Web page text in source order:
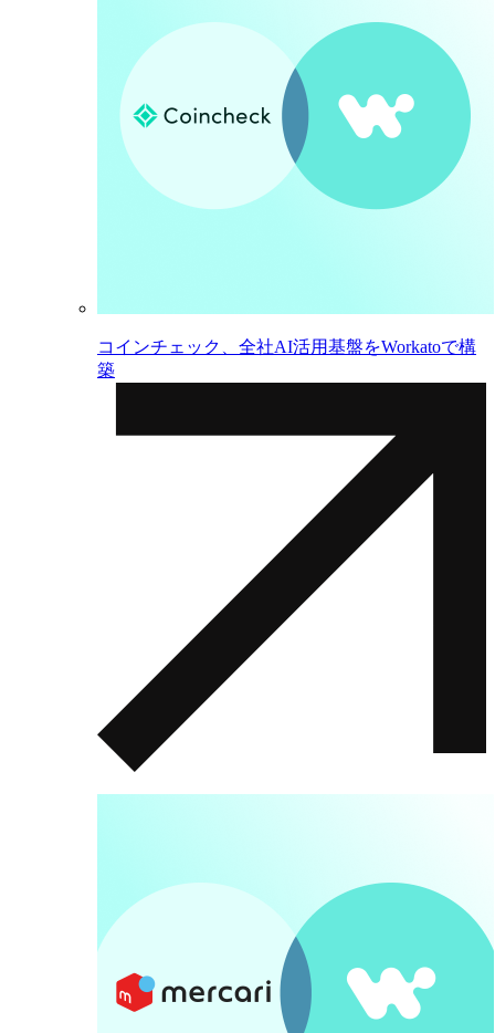
コインチェック、全社AI活用基盤をWorkatoで構
築